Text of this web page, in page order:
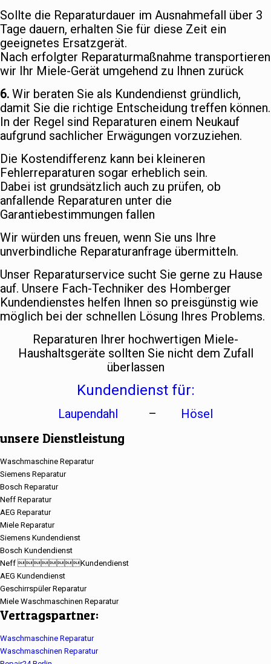
Sollte die Reparaturdauer im Ausnahmefall über 3
Tage dauern, erhalten Sie für diese Zeit ein
geeignetes Ersatzgerät.
Nach erfolgter Reparaturmaßnahme transportieren
wir Ihr Miele-Gerät umgehend zu Ihnen zurück
6. Wir beraten Sie als Kundendienst gründlich,
damit Sie die richtige Entscheidung treffen können.
In der Regel sind Reparaturen einem Neukauf
aufgrund sachlicher Erwägungen vorzuziehen.
Die Kostendifferenz kann bei kleineren
Fehlerreparaturen sogar erheblich sein.
Dabei ist grundsätzlich auch zu prüfen, ob
anfallende Reparaturen unter die
Garantiebestimmungen fallen
Wir würden uns freuen, wenn Sie uns Ihre
unverbindliche Reparaturanfrage übermitteln.
Unser Reparaturservice sucht Sie gerne zu Hause
auf. Unsere Fach-Techniker des Homberger
Kundendienstes helfen Ihnen so preisgünstig wie
möglich bei der schnellen Lösung Ihres Problems.
Reparaturen Ihrer hochwertigen Miele-
Haushaltsgeräte sollten Sie nicht dem Zufall
überlassen
Kundendienst für:
Laupendahl – Hösel
unsere Dienstleistung
Waschmaschine Reparatur
Siemens Reparatur
Bosch Reparatur
Neff Reparatur
AEG Reparatur
Miele Reparatur
Siemens Kundendienst
Bosch Kundendienst
Neff Kundendienst
AEG Kundendienst
Geschirrspüler Reparatur
Miele Waschmaschinen Reparatur
Vertragspartner:
Waschmaschine Reparatur
Waschmaschinen Reparatur